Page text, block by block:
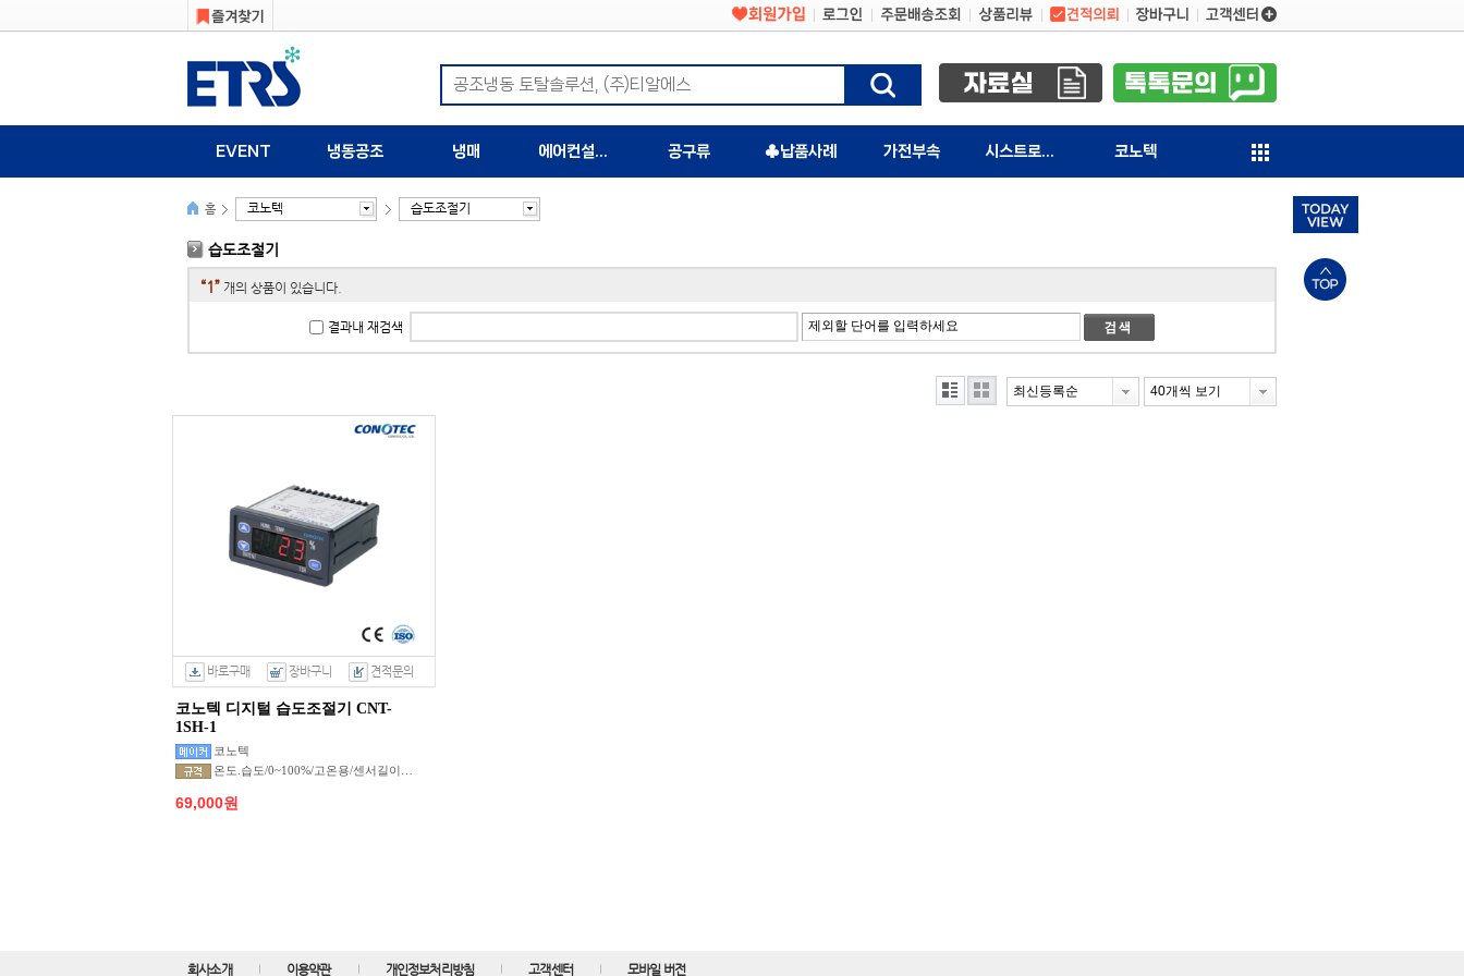
EVENT 냉동공조 냉매 에어컨설치자재 공구류 ♣납품사례 가전부속 시스트로닉스 코노텍
홈 코노텍 습도조절기
습도조절기
“1” 개의 상품이 있습니다.
결과내 재검색
40개씩 보기
최신등록순
바로구매 장바구니 견적문의
코노텍 디지털 습도조절기 CNT-
1SH-1
코노텍
69,000원
회사소개 이용약관 개인정보처리방침 고객센터 모바일 버전